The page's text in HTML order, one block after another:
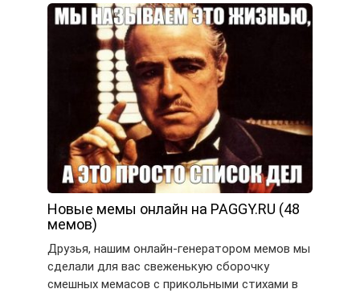
Новые мемы онлайн на PAGGY.RU (48
мемов)
Друзья, нашим онлайн-генератором мемов мы
сделали для вас свеженькую сборочку
смешных мемасов с прикольными стихами в